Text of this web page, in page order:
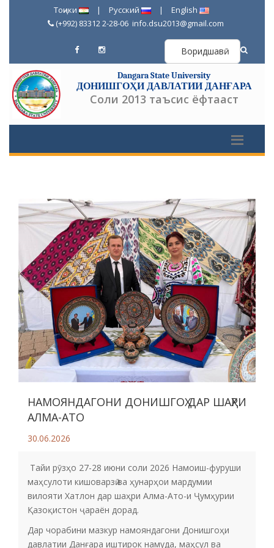
Тоҷики | Русский |
English
(+992) 83312 2-28-06 info.dsu2013@gmail.com
Воридшавӣ
Dangara State University
ДОНИШГОҲИ ДАВЛАТИИ ДАНҒАРА
Соли 2013 таъсис ёфтааст
НАМОЯНДАГОНИ ДОНИШГОҲ ДАР ШАҲРИ
АЛМА-АТО
30.06.2026
Тайи рӯзҳо 27-28 июни соли 2026 Намоиш-фуруши
маҳсулоти кишоварзӣ ва ҳунарҳои мардумии
вилояти Хатлон дар шаҳри Алма-Ато-и Ҷумҳурии
Қазоқистон ҷараён дорад.
Дар чорабини мазкур намояндагони Донишгоҳи
давлатии Данғара иштирок намуда, маҳсул ва